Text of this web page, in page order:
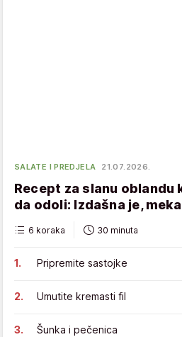
SALATE I PREDJELA 21.07.2026.
Recept za slanu oblandu
da odoli: Izdašna je,
6 koraka 30 minuta
Pripremite sastojke
Umutite kremasti fil
Šunka i pečenica